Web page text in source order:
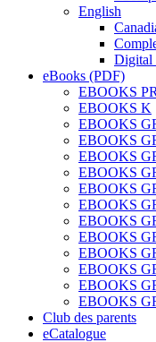
English
Digital
eBooks (PDF)
EBOOKS
EBOOKS K
EBOOKS
EBOOKS
EBOOKS
EBOOKS
EBOOKS
EBOOKS
EBOOKS
EBOOKS
EBOOKS
EBOOKS
EBOOKS
EBOOKS
Club des parents
eCatalogue